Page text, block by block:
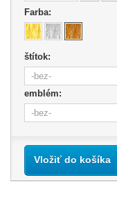
Farba:
štítok:
emblém:
Vložiť do košíka